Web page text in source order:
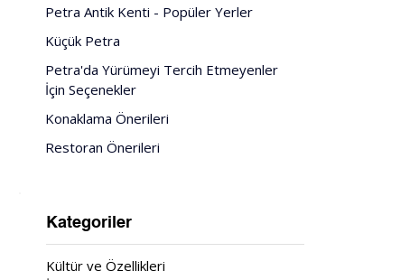
Petra Antik Kenti - Popüler Yerler
Küçük Petra
Petra'da Yürümeyi Tercih Etmeyenler
İçin Seçenekler
Konaklama Önerileri
Restoran Önerileri
Kategoriler
Kültür ve Özellikleri